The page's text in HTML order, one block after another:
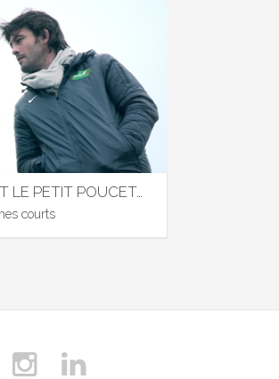
LE PETIT POUCET…
courts